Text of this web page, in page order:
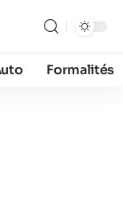
Formalités